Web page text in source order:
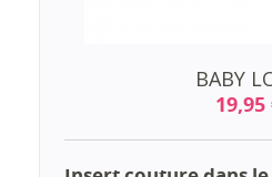
BABY
19,95